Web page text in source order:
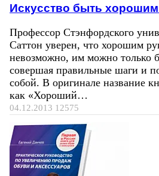
Искусство быть
Профессор Стэнфордского
Саттон уверен, что хорошим
невозможно, им можно только
совершая правильные шаги и
собой. В оригинале название
как «Хороший…
04.12.2013 12575